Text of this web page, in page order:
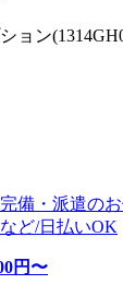
ョン
完備・派遣の
ど/日払いOK
円〜